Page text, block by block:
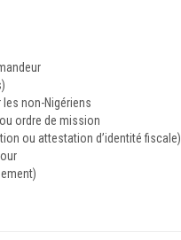
les non-Nigériens
ordre de mission
ou attestation d’identité fiscale)